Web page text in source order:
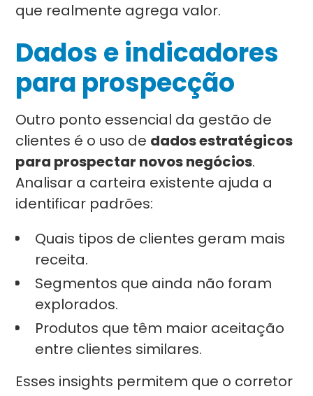
que realmente agrega valor.
Dados e indicadores
para prospecção
Outro ponto essencial da gestão de
clientes é o uso de dados estratégicos
para prospectar novos negócios.
Analisar a carteira existente ajuda a
identificar padrões:
Quais tipos de clientes geram mais
receita.
Segmentos que ainda não foram
explorados.
Produtos que têm maior aceitação
entre clientes similares.
Esses insights permitem que o corretor